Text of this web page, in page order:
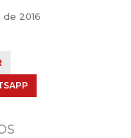
de 2016